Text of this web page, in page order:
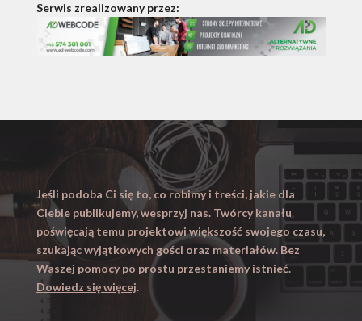
Serwis zrealizowany przez:
Jeśli podoba Ci się to, co robimy i treści, jakie dla
Ciebie publikujemy, wesprzyj nas. Twórcy kanału
poświęcają temu projektowi większość swojego czasu,
szukając wyjątkowych gości oraz materiałów. Bez
Waszej pomocy po prostu przestaniemy istnieć.
Dowiedz się więcej.